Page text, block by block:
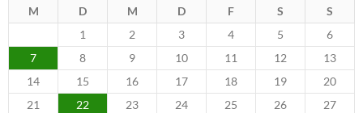
M D M D F S
S
1
2 3 4 5
6
7
8 9 10 11 12
13
14
15 16 17 18 19
20
21
22 23 24 25 26
27